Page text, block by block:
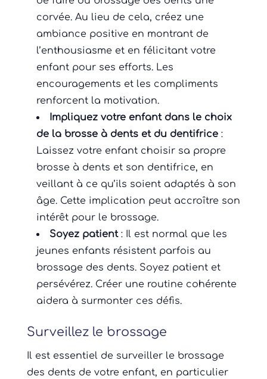
corvée. Au lieu de cela, créez une
ambiance positive en montrant de
l’enthousiasme et en félicitant votre
enfant pour ses efforts. Les
encouragements et les compliments
renforcent la motivation.
Impliquez votre enfant dans le choix
de la brosse à dents et du dentifrice:
Laissez votre enfant choisir sa propre
brosse à dents et son dentifrice, en
veillant à ce qu’ils soient adaptés à son
âge. Cette implication peut accroître son
intérêt pour le brossage.
Soyez patient: Il est normal que les
jeunes enfants résistent parfois au
brossage des dents. Soyez patient et
persévérez. Créer une routine cohérente
aidera à surmonter ces défis.
Surveillez le brossage
Il est essentiel de surveiller le brossage
des dents de votre enfant, en particulier